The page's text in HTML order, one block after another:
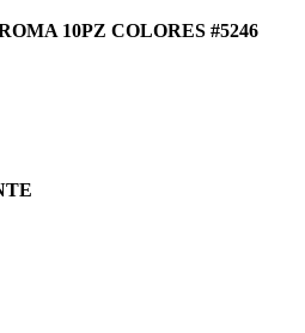
10PZ COLORES #5246